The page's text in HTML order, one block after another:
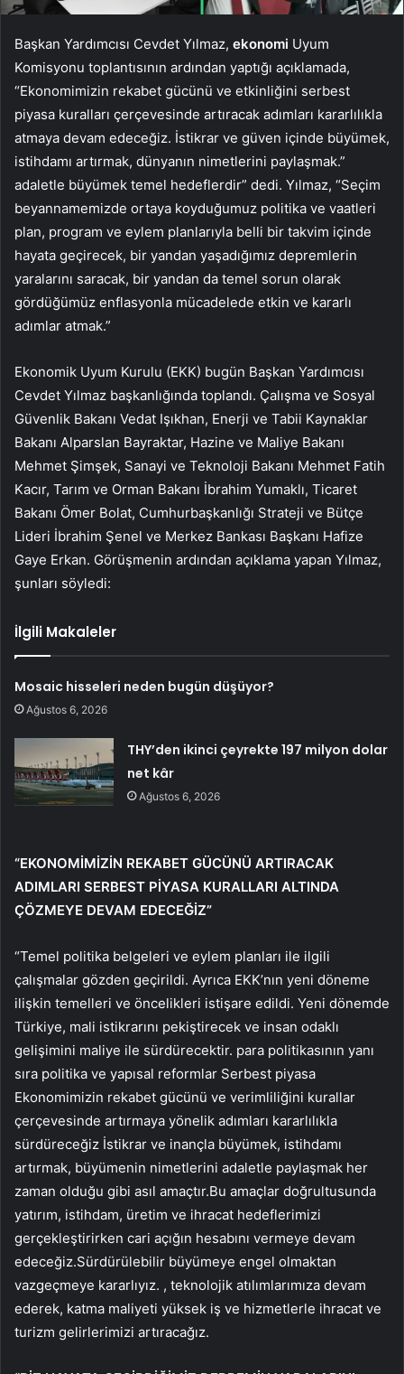
Başkan Yardımcısı Cevdet Yılmaz, ekonomi Uyum
Komisyonu toplantısının ardından yaptığı açıklamada,
“Ekonomimizin rekabet gücünü ve etkinliğini serbest
piyasa kuralları çerçevesinde artıracak adımları kararlılıkla
atmaya devam edeceğiz. İstikrar ve güven içinde büyümek,
istihdamı artırmak, dünyanın nimetlerini paylaşmak.”
adaletle büyümek temel hedeflerdir” dedi. Yılmaz, “Seçim
beyannamemizde ortaya koyduğumuz politika ve vaatleri
plan, program ve eylem planlarıyla belli bir takvim içinde
hayata geçirecek, bir yandan yaşadığımız depremlerin
yaralarını saracak, bir yandan da temel sorun olarak
gördüğümüz enflasyonla mücadelede etkin ve kararlı
adımlar atmak.”
Ekonomik Uyum Kurulu (EKK) bugün Başkan Yardımcısı
Cevdet Yılmaz başkanlığında toplandı. Çalışma ve Sosyal
Güvenlik Bakanı Vedat Işıkhan, Enerji ve Tabii Kaynaklar
Bakanı Alparslan Bayraktar, Hazine ve Maliye Bakanı
Mehmet Şimşek, Sanayi ve Teknoloji Bakanı Mehmet Fatih
Kacır, Tarım ve Orman Bakanı İbrahim Yumaklı, Ticaret
Bakanı Ömer Bolat, Cumhurbaşkanlığı Strateji ve Bütçe
Lideri İbrahim Şenel ve Merkez Bankası Başkanı Hafize
Gaye Erkan. Görüşmenin ardından açıklama yapan Yılmaz,
şunları söyledi:
İlgili Makaleler
Mosaic hisseleri neden bugün düşüyor?
Ağustos 6, 2026
THY’den ikinci çeyrekte 197 milyon dolar
net kâr
Ağustos 6, 2026
“EKONOMİMİZİN REKABET GÜCÜNÜ ARTIRACAK
ADIMLARI SERBEST PİYASA KURALLARI ALTINDA
ÇÖZMEYE DEVAM EDECEĞİZ”
“Temel politika belgeleri ve eylem planları ile ilgili
çalışmalar gözden geçirildi. Ayrıca EKK’nın yeni döneme
ilişkin temelleri ve öncelikleri istişare edildi. Yeni dönemde
Türkiye, mali istikrarını pekiştirecek ve insan odaklı
gelişimini maliye ile sürdürecektir. para politikasının yanı
sıra politika ve yapısal reformlar Serbest piyasa
Ekonomimizin rekabet gücünü ve verimliliğini kurallar
çerçevesinde artırmaya yönelik adımları kararlılıkla
sürdüreceğiz İstikrar ve inançla büyümek, istihdamı
artırmak, büyümenin nimetlerini adaletle paylaşmak her
zaman olduğu gibi asıl amaçtır.Bu amaçlar doğrultusunda
yatırım, istihdam, üretim ve ihracat hedeflerimizi
gerçekleştirirken cari açığın hesabını vermeye devam
edeceğiz.Sürdürülebilir büyümeye engel olmaktan
vazgeçmeye kararlıyız. , teknolojik atılımlarımıza devam
ederek, katma maliyeti yüksek iş ve hizmetlerle ihracat ve
turizm gelirlerimizi artıracağız.